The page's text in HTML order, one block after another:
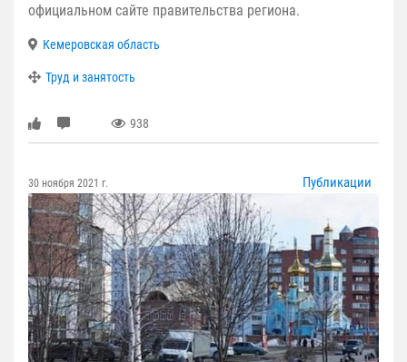
официальном сайте правительства региона.
Кемеровская область
Труд и занятость
938
30 ноября 2021 г. Публикации